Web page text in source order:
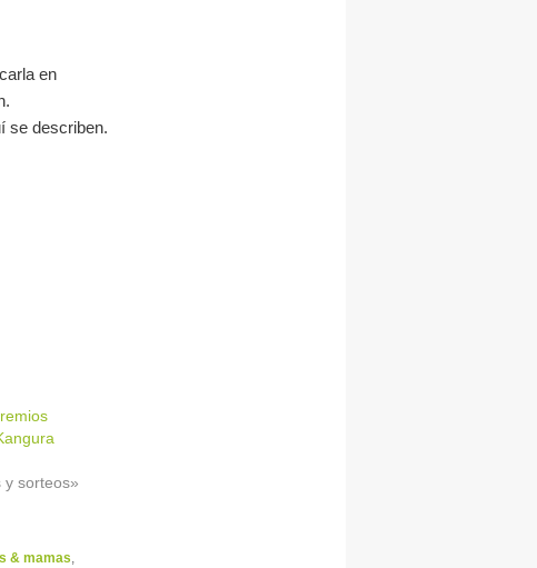
en
se describen.
y sorteos»
& mamas